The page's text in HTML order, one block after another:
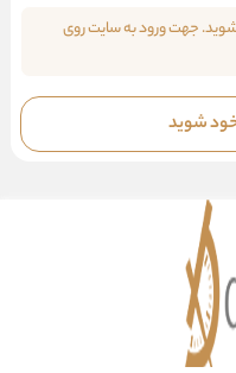
شوید. جهت ورود به سایت روی
شوید